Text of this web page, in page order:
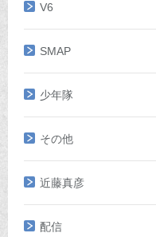
V6
SMAP
少年隊
その他
近藤真彦
配信